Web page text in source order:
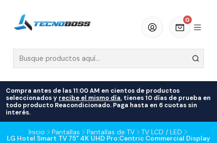
0
Compra antes de las 11:00 AM en cientos de productos
seleccionados y recibe el mismo día, tienes 10 días de prueba en
todo producto Reacondicionado. Paga hasta en 6 cuotas sin
interés.
Inicio Pantallas Pantallas de TV TV LCD / LED
LG Hotel Smart TV 75" 4K UHD Pro:Centric Commercial Display